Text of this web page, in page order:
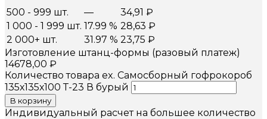
500 - 999 шт.
— 34,91 ₽
1 000 - 1 999 шт. 17.99 % 28,63 ₽
2 000+ шт.
31.97 % 23,75 ₽
Изготовление штанц-формы (разовый платеж)
14678,00 ₽
Количество товара ex. Самосборный гофрокороб
135х135х100 Т-23 В бурый
В корзину
Индивидуальный расчет на большее количество